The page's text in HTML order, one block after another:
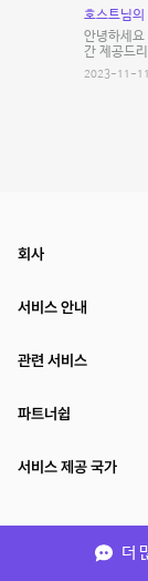
호스트님의
안녕하세
간 제공드
2023-11-
더
회사
서비스 안내
관련 서비스
파트너쉽
서비스 제공 국가
(주)NSPACE 사업